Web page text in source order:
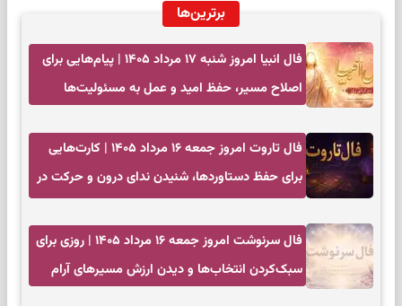
برترین‌ها
فال انبیا امروز شنبه ۱۷ مرداد ۱۴۰۵ | پیام‌هایی برای
اصلاح مسیر، حفظ امید و عمل به مسئولیت‌ها
فال تاروت امروز جمعه ۱۶ مرداد ۱۴۰۵ | کارت‌هایی
برای حفظ دستاوردها، شنیدن ندای درون و حرکت در
فال سرنوشت امروز جمعه ۱۶ مرداد ۱۴۰۵ | روزی برای
سبک‌کردن انتخاب‌ها و دیدن ارزش مسیرهای آرام